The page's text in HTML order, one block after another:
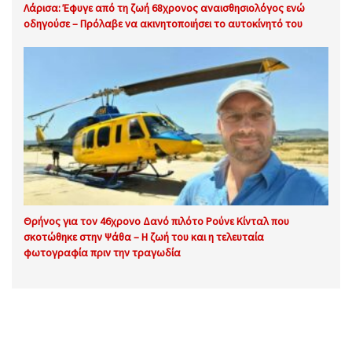
Λάρισα: Έφυγε από τη ζωή 68χρονος αναισθησιολόγος ενώ
οδηγούσε – Πρόλαβε να ακινητοποιήσει το αυτοκίνητό του
Θρήνος για τον 46χρονο Δανό πιλότο Ρούνε Κίνταλ που
σκοτώθηκε στην Ψάθα – Η ζωή του και η τελευταία
φωτογραφία πριν την τραγωδία